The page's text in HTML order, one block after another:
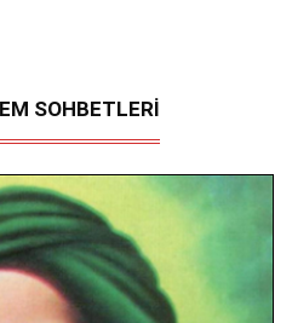
SOHBETLERİ